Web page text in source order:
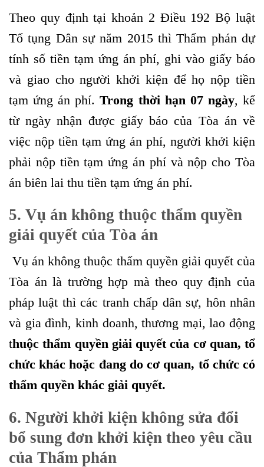
Theo quy định tại khoản 2 Điều 192 Bộ luật
Tố tụng Dân sự năm 2015 thì Thẩm phán dự
tính số tiền tạm ứng án phí, ghi vào giấy báo
và giao cho người khởi kiện để họ nộp tiền
tạm ứng án phí.Trong thời hạn 07 ngày, kể
từ ngày nhận được giấy báo của Tòa án về
việc nộp tiền tạm ứng án phí, người khởi kiện
phải nộp tiền tạm ứng án phí và nộp cho Tòa
án biên lai thu tiền tạm ứng án phí.
5. Vụ án không thuộc thẩm quyền
giải quyết của Tòa án
Vụ án không thuộc thẩm quyền giải quyết của
Tòa án là trường hợp mà theo quy định của
pháp luật thì các tranh chấp dân sự, hôn nhân
và gia đình, kinh doanh, thương mại, lao động
thuộc thẩm quyền giải quyết của cơ quan, tổ
chức khác hoặc đang do cơ quan, tổ chức có
thẩm quyền khác giải quyết.
6. Người khởi kiện không sửa đổi
bổ sung đơn khởi kiện theo yêu cầu
của Thẩm phán